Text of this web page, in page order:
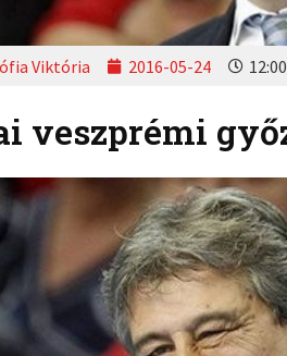
Viktória 2016-05-24
veszprémi